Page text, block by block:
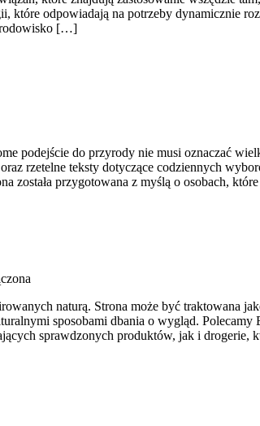
odpowiadają na potrzeby dynamicznie
[…]
podejście do przyrody nie musi oznaczać
rzetelne teksty dotyczące codziennych
została przygotowana z myślą o osobach,
naturą. Strona może być traktowana
sposobami dbania o wygląd.
sprawdzonych produktów, jak i